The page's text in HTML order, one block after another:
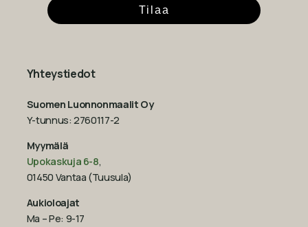
Tilaa
Yhteystiedot
Suomen Luonnonmaalit Oy
Y-tunnus: 2760117-2
Myymälä
Upokaskuja 6-8,
01450 Vantaa (Tuusula)
Aukioloajat
Ma – Pe: 9-17